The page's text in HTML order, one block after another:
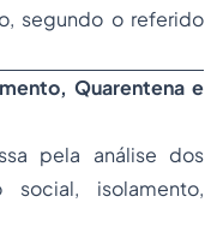
segundo o referido
Quarentena e
pela análise dos
social, isolamento,